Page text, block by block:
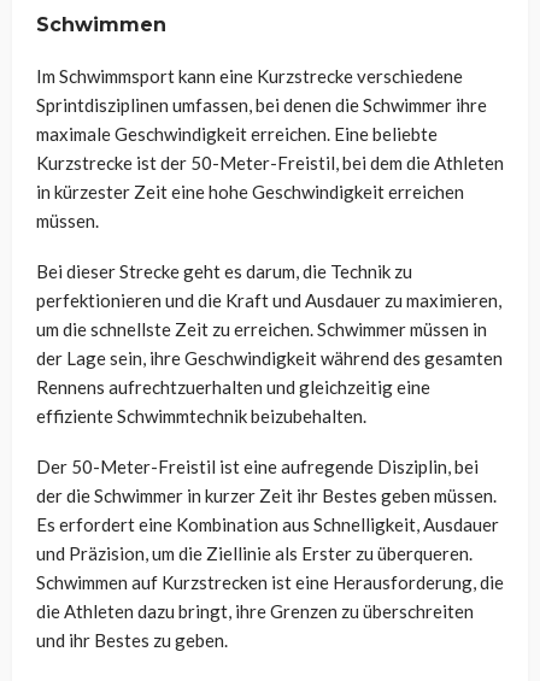
Schwimmen
Im Schwimmsport kann eine Kurzstrecke verschiedene
Sprintdisziplinen umfassen, bei denen die Schwimmer ihre
maximale Geschwindigkeit erreichen. Eine beliebte
Kurzstrecke ist der 50-Meter-Freistil, bei dem die Athleten
in kürzester Zeit eine hohe Geschwindigkeit erreichen
müssen.
Bei dieser Strecke geht es darum, die Technik zu
perfektionieren und die Kraft und Ausdauer zu maximieren,
um die schnellste Zeit zu erreichen. Schwimmer müssen in
der Lage sein, ihre Geschwindigkeit während des gesamten
Rennens aufrechtzuerhalten und gleichzeitig eine
effiziente Schwimmtechnik beizubehalten.
Der 50-Meter-Freistil ist eine aufregende Disziplin, bei
der die Schwimmer in kurzer Zeit ihr Bestes geben müssen.
Es erfordert eine Kombination aus Schnelligkeit, Ausdauer
und Präzision, um die Ziellinie als Erster zu überqueren.
Schwimmen auf Kurzstrecken ist eine Herausforderung, die
die Athleten dazu bringt, ihre Grenzen zu überschreiten
und ihr Bestes zu geben.